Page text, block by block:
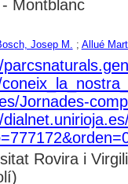
Montblanc
Josep M. ; Allué
Jornades-
Rovira i